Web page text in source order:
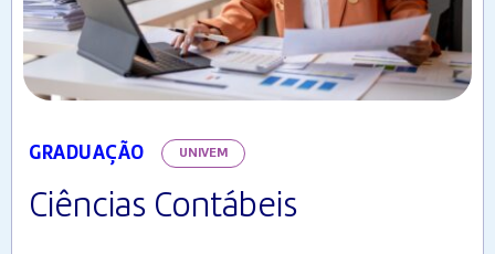
GRADUAÇÃO UNIVEM
Ciências Contábeis